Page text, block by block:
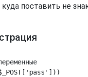
поставить не